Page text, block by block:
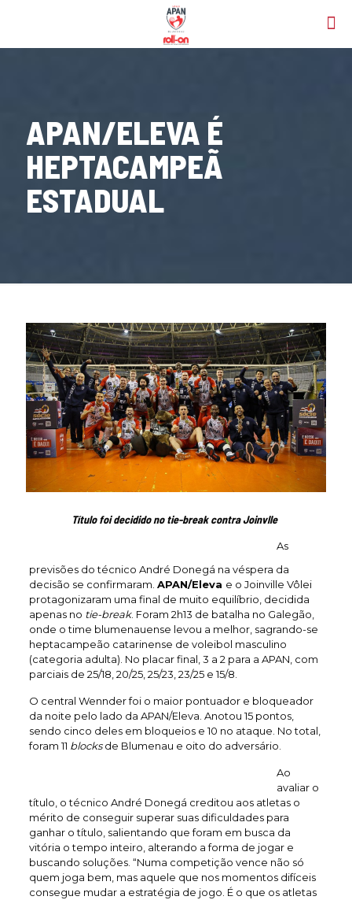
APAN/ELEVA É
HEPTACAMPEÃ
ESTADUAL
Título foi decidido no tie-break contra Joinvlle
As
previsões do técnico André Donegá na véspera da
decisão se confirmaram. APAN/Eleva e o Joinville Vôlei
protagonizaram uma final de muito equilíbrio, decidida
apenas no tie-break. Foram 2h13 de batalha no Galegão,
onde o time blumenauense levou a melhor, sagrando-se
heptacampeão catarinense de voleibol masculino
(categoria adulta). No placar final, 3 a 2 para a APAN, com
parciais de 25/18, 20/25, 25/23, 23/25 e 15/8.
O central Wennder foi o maior pontuador e bloqueador
da noite pelo lado da APAN/Eleva. Anotou 15 pontos,
sendo cinco deles em bloqueios e 10 no ataque. No total,
foram 11 blocksde Blumenau e oito do adversário.
Ao
avaliar o
título, o técnico André Donegá creditou aos atletas o
mérito de conseguir superar suas dificuldades para
ganhar o título, salientando que foram em busca da
vitória o tempo inteiro, alterando a forma de jogar e
buscando soluções. “Numa competição vence não só
quem joga bem, mas aquele que nos momentos difíceis
consegue mudar a estratégia de jogo. É o que os atletas